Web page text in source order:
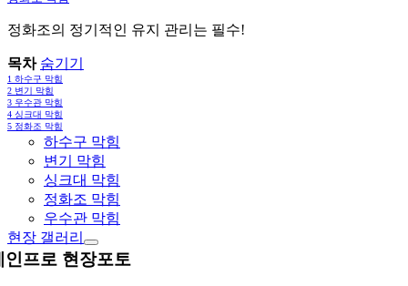
정화조의 정기적인 유지 관리는 필수!
목차 숨기기
1 하수구 막힘
2 변기 막힘
3 우수관 막힘
4 싱크대 막힘
5 정화조 막힘
하수구 막힘
변기 막힘
싱크대 막힘
정화조 막힘
우수관 막힘
현장 갤러리
인프로 현장포토